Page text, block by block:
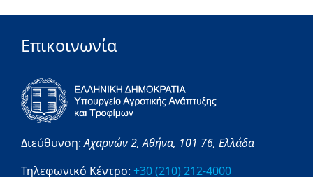
Επικοινωνία
Διεύθυνση:Αχαρνών 2,Αθήνα, 101 76, Ελλάδα
Τηλεφωνικό Κέντρο: +30 (210) 212-4000